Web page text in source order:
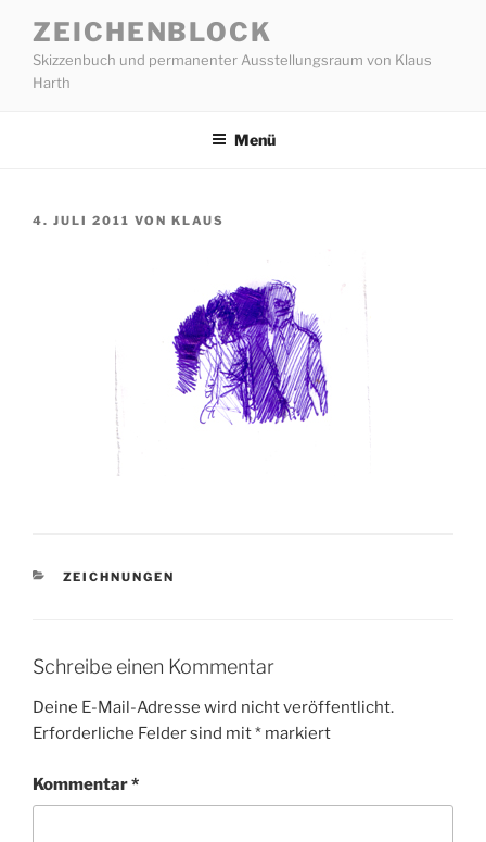
Inhalt
springen
ZEICHENBLOCK
Skizzenbuch und permanenter Ausstellungsraum von Klaus
Harth
Menü
VERÖFFENTLICHT
4. JULI 2011 VON KLAUS
KATEGORIEN
ZEICHNUNGEN
Schreibe einen Kommentar
Deine E-Mail-Adresse wird nicht veröffentlicht.
Erforderliche Felder sind mit* markiert
Kommentar*